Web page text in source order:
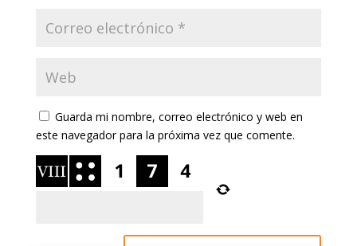
Guarda mi nombre, correo electrónico y web en
este navegador para la próxima vez que comente.